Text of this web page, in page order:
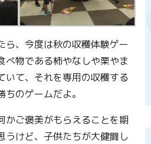
ら、今度は秋の収穫体験ゲー
べ物である柿やなしや栗やま
いて、それを専用の収穫する
のゲームだよ。
かご褒美がもらえることを期
うけど、子供たちが大健闘し